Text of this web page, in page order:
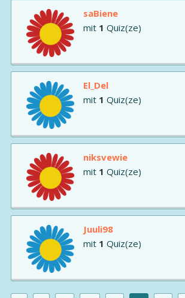
saBiene
mit 1 Quiz(ze)
El_Del
mit 1 Quiz(ze)
niksvewie
mit 1 Quiz(ze)
Juuli98
mit 1 Quiz(ze)